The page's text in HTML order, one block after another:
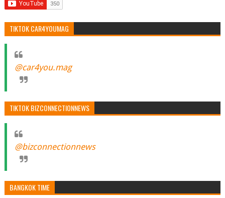
TIKTOK CAR4YOUMAG
@car4you.mag
TIKTOK BIZCONNECTIONNEWS
@bizconnectionnews
BANGKOK TIME